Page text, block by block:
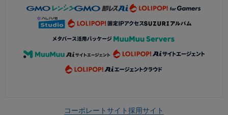
コーポレートサイト採用サイト